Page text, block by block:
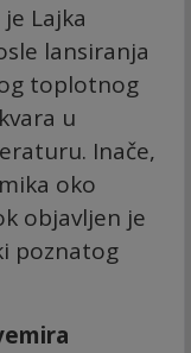
Lajka
lansiranja
toplotnog
u
Inače,
oko
objavljen je
poznatog